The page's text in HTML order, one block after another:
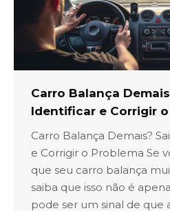
Carro Balança
Identificar e Corrigir
Carro Balança Demais?
e Corrigir o Problema Se
que seu carro balança
saiba que isso não é
pode ser um sinal de que